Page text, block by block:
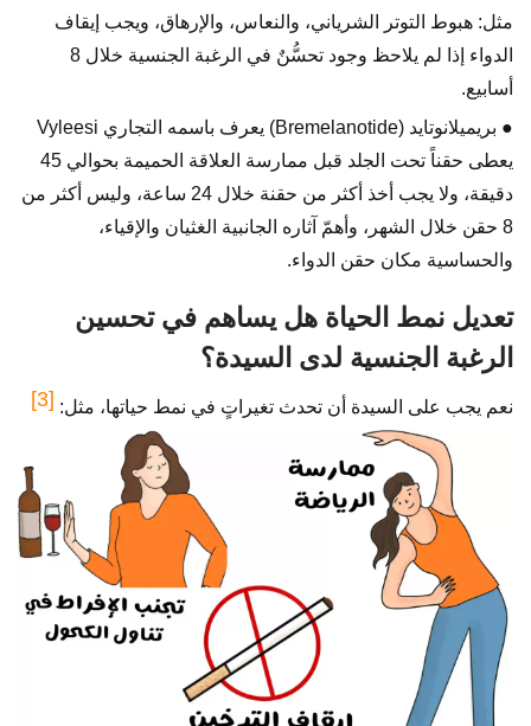
مثل: هبوط التوتر الشرياني، والنعاس، والإرهاق، ويجب إيقاف
الدواء إذا لم يلاحظ وجود تحسُّنٌ في الرغبة الجنسية خلال 8
أسابيع.
● بريميلانوتايد (Bremelanotide) يعرف باسمه التجاري Vyleesi
يعطى حقناً تحت الجلد قبل ممارسة العلاقة الحميمة بحوالي 45
دقيقة، ولا يجب أخذ أكثر من حقنة خلال 24 ساعة، وليس أكثر من
8 حقن خلال الشهر، وأهمّ آثاره الجانبية الغثيان والإقياء،
والحساسية مكان حقن الدواء.
تعديل نمط الحياة هل يساهم في تحسين
الرغبة الجنسية لدى السيدة؟
نعم يجب على السيدة أن تحدث تغيراتٍ في نمط حياتها، مثل: [3]